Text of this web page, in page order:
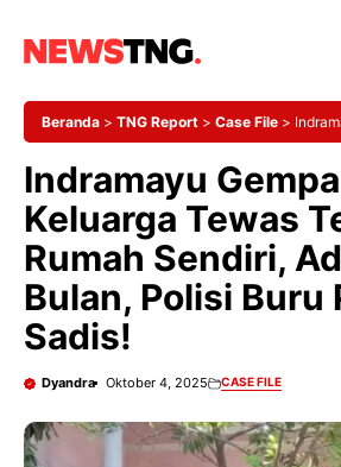
Beranda > TNG Report > Case File >
Buru Pelaku Sadis!
Indramayu
Keluarga Tewas
Rumah Sendiri,
Bulan, Polisi Buru
Sadis!
Dyandra Oktober 4, 2025 CASE FILE